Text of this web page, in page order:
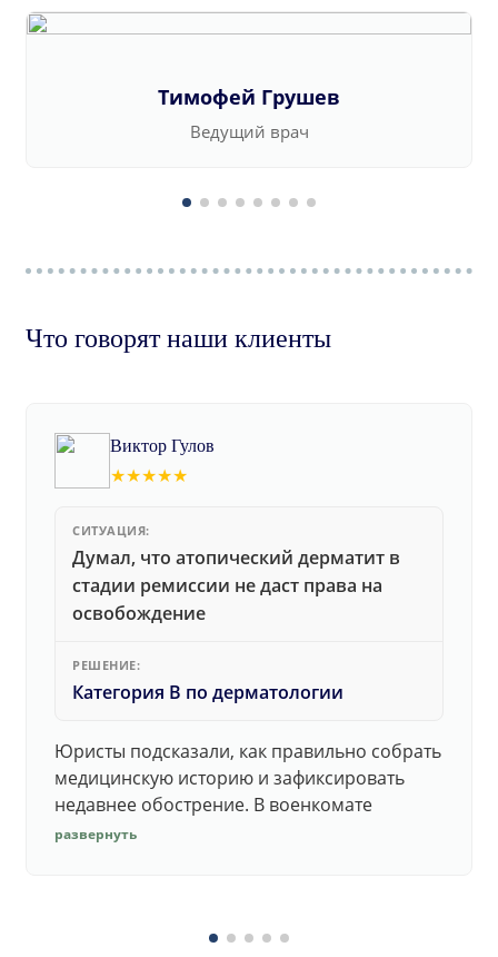
Тимофей Грушев
Ведущий врач
Что говорят наши клиенты
Виктор Гулов
★★★★★
СИТУАЦИЯ:
Думал, что атопический дерматит в
стадии ремиссии не даст права на
освобождение
РЕШЕНИЕ:
Категория В по дерматологии
Юристы подсказали, как правильно собрать
медицинскую историю и зафиксировать
недавнее обострение. В военкомате
дерматолог принял документы без споров.
развернуть